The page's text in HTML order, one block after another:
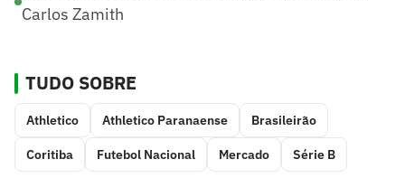
Carlos Zamith
TUDO SOBRE
Athletico Athletico Paranaense Brasileirão
Coritiba Futebol Nacional Mercado Série B